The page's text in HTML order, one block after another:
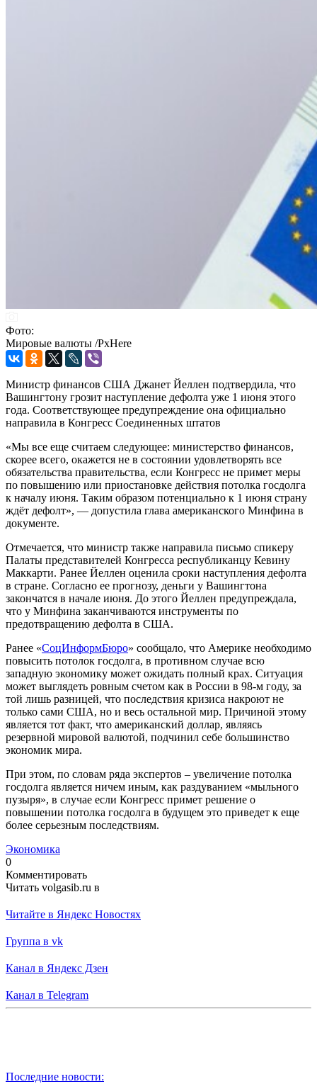
Фото:
Мировые валюты /PxHere
Министр финансов США Джанет Йеллен подтвердила, что
Вашингтону грозит наступление дефолта уже 1 июня этого
года. Соответствующее предупреждение она официально
направила в Конгресс Соединенных штатов
«Мы все еще считаем следующее: министерство финансов,
скорее всего, окажется не в состоянии удовлетворять все
обязательства правительства, если Конгресс не примет меры
по повышению или приостановке действия потолка госдолга
к началу июня. Таким образом потенциально к 1 июня страну
ждёт дефолт», — допустила глава американского Минфина в
документе.
Отмечается, что министр также направила письмо спикеру
Палаты представителей Конгресса республиканцу Кевину
Маккарти. Ранее Йеллен оценила сроки наступления дефолта
в стране. Согласно ее прогнозу, деньги у Вашингтона
закончатся в начале июня. До этого Йеллен предупреждала,
что у Минфина заканчиваются инструменты по
предотвращению дефолта в США.
Ранее «СоцИнформБюро» сообщало, что Америке необходимо
повысить потолок госдолга, в противном случае всю
западную экономику может ожидать полный крах. Ситуация
может выглядеть ровным счетом как в России в 98-м году, за
той лишь разницей, что последствия кризиса накроют не
только сами США, но и весь остальной мир. Причиной этому
является тот факт, что американский доллар, являясь
резервной мировой валютой, подчинил себе большинство
экономик мира.
При этом, по словам ряда экспертов – увеличение потолка
госдолга является ничем иным, как раздуванием «мыльного
пузыря», в случае если Конгресс примет решение о
повышении потолка госдолга в будущем это приведет к еще
более серьезным последствиям.
Экономика
0
Комментировать
Читать volgasib.ru в
Читайте в Яндекс Новостях
Группа в vk
Канал в Яндекс Дзен
Канал в Telegram
Последние новости: